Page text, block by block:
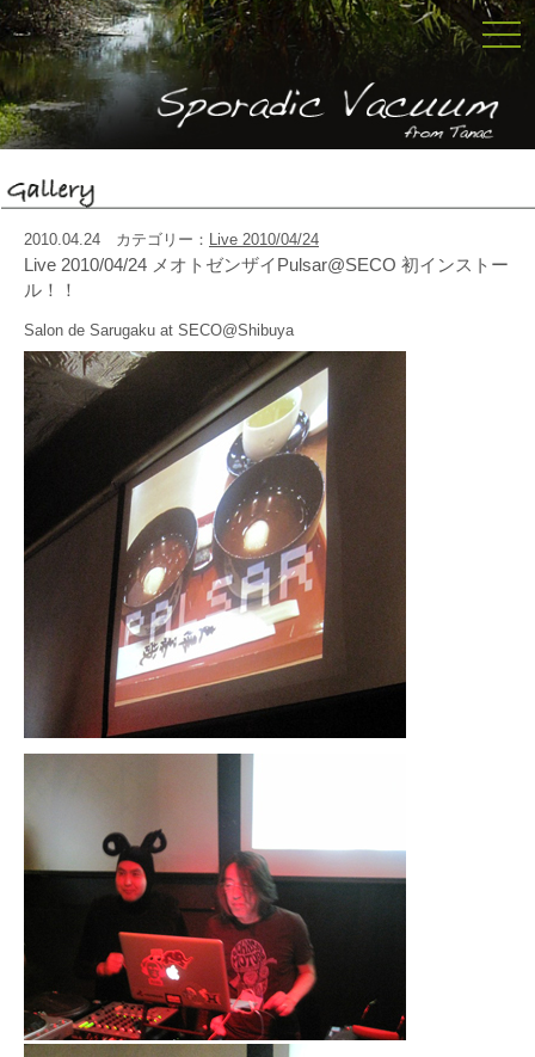
2010.04.24 カテゴリー： Live 2010/04/24
Live 2010/04/24 メオトゼンザイPulsar@SECO 初インストー
ル！！
Salon de Sarugaku at SECO@Shibuya